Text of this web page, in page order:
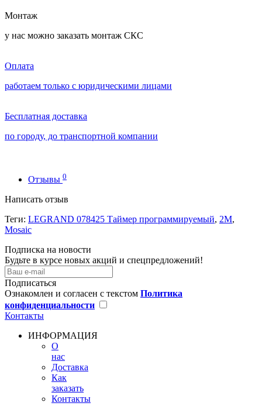
Монтаж
у нас можно заказать монтаж СКС
Оплата
работаем только с юридическими лицами
Бесплатная доставка
по городу, до транспортной компании
Отзывы 0
Написать отзыв
Теги: LEGRAND 078425 Таймер программируемый, 2М,
Mosaic
Подписка на новости
Будьте в курсе новых акций и спецпредложений!
Подписаться
Ознакомлен и согласен с текстом Политика
конфиденциальности
Контакты
ИНФОРМАЦИЯ
О
нас
Доставка
Как
заказать
Контакты